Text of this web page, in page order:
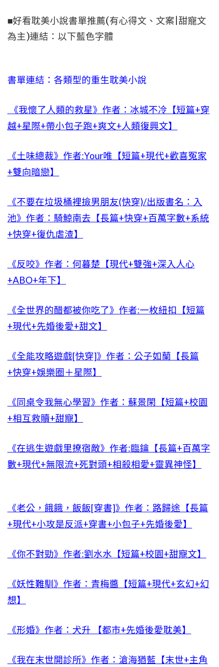
■好看耽美小說書單推薦(有心得文、文案|甜寵文
為主)連結：以下藍色字體
書單連結：各類型的重生耽美小說
《我懷了人類的救星》作者：冰城不冷【短篇+穿
越+星際+帶小包子跑+爽文+人類復興文】
《土味總裁》作者:Your唯【短篇+現代+歡喜冤家
+雙向暗戀】
《不要在垃圾桶裡撿男朋友(快穿)/出版書名：入
池》作者：騎鯨南去【長篇+快穿+百萬字數+系統
+快穿+復仇虐渣】
《反咬》作者：何暮楚【現代+雙強+深入人心
+ABO+年下】
《全世界的醋都被你吃了》作者:一枚紐扣【短篇
+現代+先婚後愛+甜文】
《全能攻略遊戲[快穿]》作者：公子如蘭【長篇
+快穿+娛樂圈＋星際】
《同桌令我無心學習》作者：蘇景閑【短篇+校園
+相互救贖+甜寵】
《在逃生遊戲里撩宿敵》作者:臨鑰【長篇+百萬字
數+現代+無限流+死對頭+相殺相愛+靈異神怪】
《老公，餓餓，飯飯[穿書]》作者：路歸途【長篇
+現代+小攻是反派+穿書+小包子+先婚後愛】
《你不對勁》作者:劉水水【短篇+校園+甜寵文】
《妖性難馴》作者：青梅醬【短篇+現代+玄幻+幻
想】
《形婚》作者：犬升 【都市+先婚後愛耽美】
《我在末世開診所》作者：滄海猶藍【末世+主角